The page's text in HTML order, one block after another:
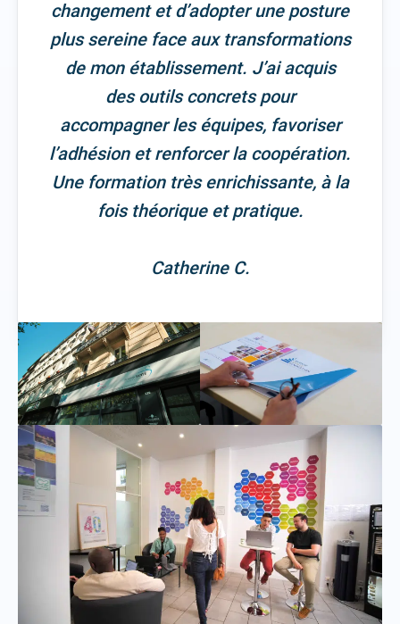
changement et d’adopter une posture
plus sereine face aux transformations
de mon établissement. J’ai acquis
des outils concrets pour
accompagner les équipes, favoriser
l’adhésion et renforcer la coopération.
Une formation très enrichissante, à la
fois théorique et pratique.
Catherine C.